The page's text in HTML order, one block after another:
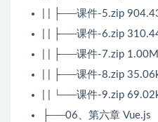
| | ├──课件-5.zip
| | ├──课件-6.zip
| | ├──课件-7.zip 1.00M
| | ├──课件-8.zip
| | └──课件-9.zip
├──06、第六章 Vue.js